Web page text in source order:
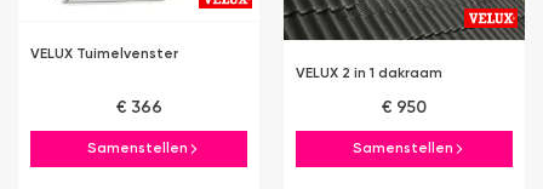
VELUX Tuimelvenster
€ 366
Samenstellen
VELUX 2 in 1 dakraam
€ 950
Samenstellen